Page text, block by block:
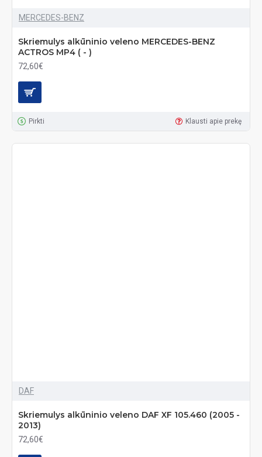
MERCEDES-BENZ
Skriemulys alkūninio veleno MERCEDES-BENZ
ACTROS MP4 ( - )
72,60€
Pirkti Klausti apie prekę
DAF
Skriemulys alkūninio veleno DAF XF 105.460 (2005 -
2013)
72,60€